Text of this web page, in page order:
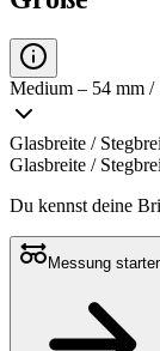
Medium – 54 mm /
Glasbreite /
Glasbreite /
Du kennst deine
Messung